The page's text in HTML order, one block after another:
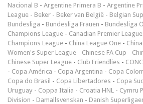
Nacional B - Argentine Primera B - Argentine
League - Beker - Beker van België - Belgian
Bundesliga - Bundesliga Frauen - Bundesliga
Champions League - Canadian Premier League
Champions League - China League One -
Women's Super League - Chinese FA Cup -
Chinese Super League - Club Friendlies -
- Copa América - Copa Argentina - Copa
Copa do Brasil - Copa Libertadores - Copa
Uruguay - Coppa Italia - Croatia HNL - Cymru
Division - Damallsvenskan - Danish